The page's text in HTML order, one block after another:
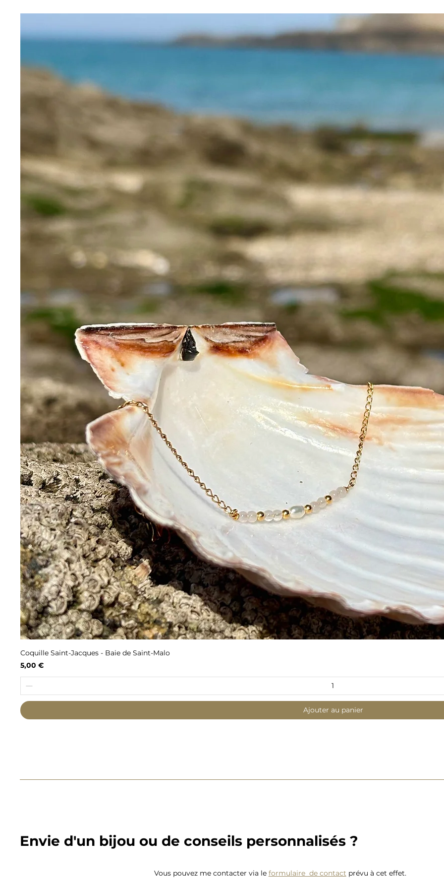
Coquille Saint-Jacques - Baie de Saint-Malo
Prix
5,00 €
Ajouter au panier
Envie d'un bijou ou de conseils personnalisés ?
Vous pouvez me contacter via le formulaire de contact prévu à cet effet.